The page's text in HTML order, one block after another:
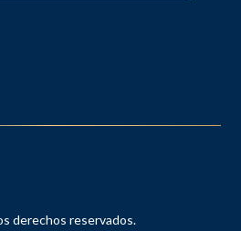
derechos reservados.